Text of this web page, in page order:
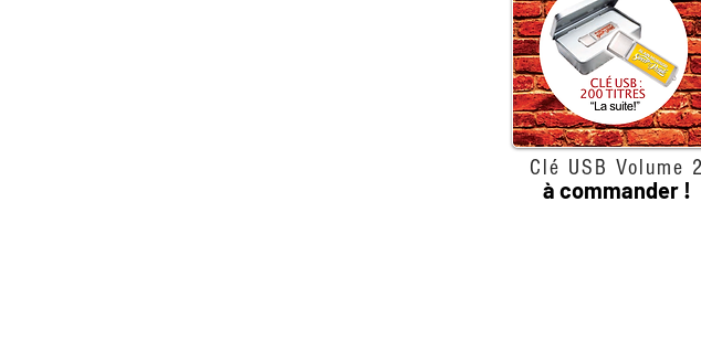
Clé USB Volume
à commander !